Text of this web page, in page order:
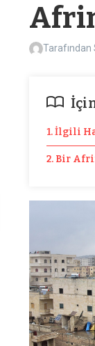
Tarafından
1. İlgili
2. Bir